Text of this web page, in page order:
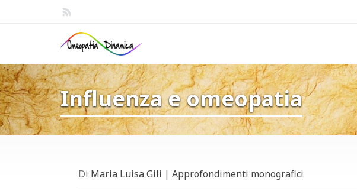
Influenza e omeopatia
Di Maria Luisa Gili | Approfondimenti monografici